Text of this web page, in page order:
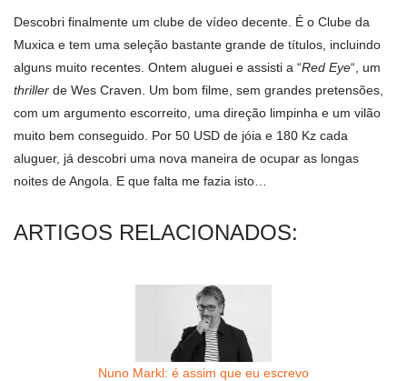
Descobri finalmente um clube de ví­deo decente. É o Clube da
Muxica e tem uma seleção bastante grande de tí­tulos, incluindo
alguns muito recentes. Ontem aluguei e assisti a “Red Eye“, um
thriller de Wes Craven. Um bom filme, sem grandes pretensões,
com um argumento escorreito, uma direção limpinha e um vilão
muito bem conseguido. Por 50 USD de jóia e 180 Kz cada
aluguer, já descobri uma nova maneira de ocupar as longas
noites de Angola. E que falta me fazia isto…
ARTIGOS RELACIONADOS:
Nuno Markl: é assim que eu escrevo